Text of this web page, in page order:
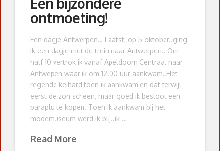
ontmoeting!
Een dagje Antwerpen… Laatst, op 5 oktober..ging
ik een dagje met de trein naar Antwerpen.. Om
half 10 vertrok ik vanaf Apeldoorn Centraal naar
Antwepen waar ik om 12.00 uur aankwam..Het
regende keihard toen ik aankwam en dat terwijl
eerst de zon scheen, maar goed ik besloot een
paraplu te kopen. Toen ik aankwam bij het
modemuseum werd ik blij..ik …
Read More